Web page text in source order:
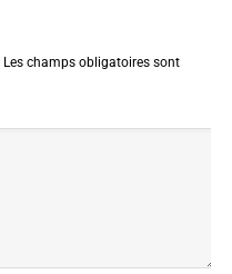
Les champs obligatoires sont